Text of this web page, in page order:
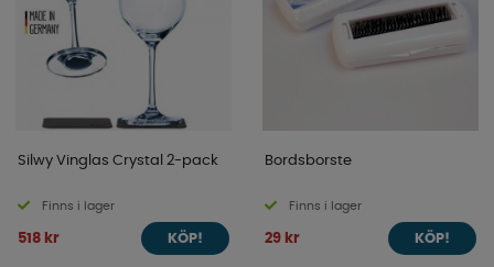
Silwy Vinglas Crystal 2-pack
Finns i lager
518 kr KÖP!
Bordsborste
Finns i lager
29 kr KÖP!